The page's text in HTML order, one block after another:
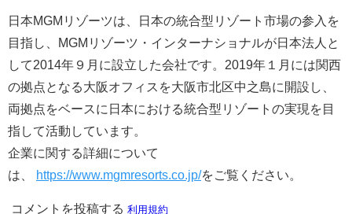
日本MGMリゾーツは、日本の統合型リゾート市場の参入を
目指し、MGMリゾーツ・インターナショナルが日本法人と
して2014年９月に設立した会社です。2019年１月には関西
の拠点となる大阪オフィスを大阪市北区中之島に開設し、
両拠点をベースに日本における統合型リゾートの実現を目
指して活動しています。
企業に関する詳細について
は、
https://www.mgmresorts.co.jp/をご覧ください。